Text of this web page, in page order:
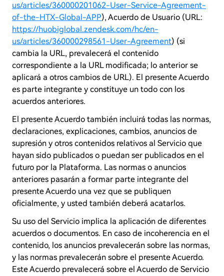
us/articles/360000201062-User-Service-Agreement-
of-the-HTX-Global-APP), Acuerdo de Usuario (URL:
https://huobiglobal.zendesk.com/hc/en-
us/articles/360000298561-User-Agreement) (si
cambia la URL, prevalecerá el contenido
correspondiente a la URL modificada; lo anterior se
aplicará a otros cambios de URL). El presente Acuerdo
es parte integrante y constituye un todo con los
acuerdos anteriores.
El presente Acuerdo también incluirá todas las normas,
declaraciones, explicaciones, cambios, anuncios de
supresión y otros contenidos relativos al Servicio que
hayan sido publicados o puedan ser publicados en el
futuro por la Plataforma. Las normas o anuncios
anteriores pasarán a formar parte integrante del
presente Acuerdo una vez que se publiquen
oficialmente, y usted también deberá acatarlos.
Su uso del Servicio implica la aplicación de diferentes
acuerdos o documentos. En caso de incoherencia en el
contenido, los anuncios prevalecerán sobre las normas,
y las normas prevalecerán sobre el presente Acuerdo.
Este Acuerdo prevalecerá sobre el Acuerdo de Servicio